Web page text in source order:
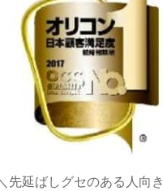
先延ばしグセのある人向